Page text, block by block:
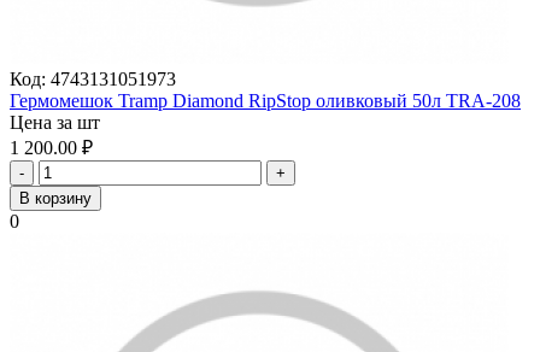
Код: 4743131051973
Гермомешок Tramp Diamond RipStop оливковый 50л TRA-208
Цена за шт
1 200.00 ₽
-
+
В корзину
0